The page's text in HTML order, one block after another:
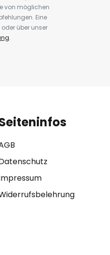
von möglichen
Eine
über unser
.